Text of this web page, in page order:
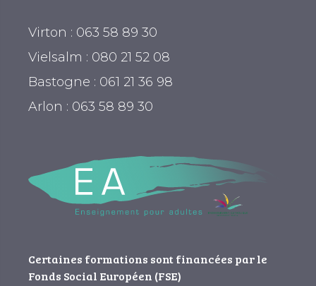
Virton : 063 58 89 30
Vielsalm : 080 21 52 08
Bastogne : 061 21 36 98
Arlon : 063 58 89 30
Certaines formations sont financées par le
Fonds Social Européen (FSE)